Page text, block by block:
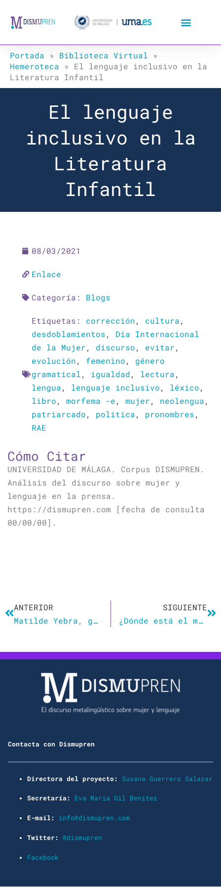
Portada » Biblioteca Virtual »
Hemeroteca » El lenguaje inclusivo en la
Literatura Infantil
El lenguaje
inclusivo en la
Literatura
Infantil
08/03/2021
Enlace
Categoría: Blogs
Etiquetas: corrección, cultura,
desdoblamientos, Día Internacional
de la Mujer, discurso, evitar,
evolución, femenino, género
gramatical, igualdad, lectura,
lengua, lenguaje inclusivo, léxico,
libro, morfema -e, mujer, neolengua,
patriarcado, política, pronombres,
RAE
Cómo Citar
UNIVERSIDAD DE MÁLAGA. Corpus DISMUPREN.
Análisis del discurso sobre mujer y
lenguaje en la prensa.
https://dismupren.com [fecha de consulta
00/00/00].
ANTERIOR
Matilde Yebra, gerenta de la UCLM: «Utilizo el término gerenta para normalizarlo, es un femenino adecuado y recogido en el diccionario de la lengua»
SIGUIENTE
¿Dónde está el machirulo?
Contacta con Dismupren
Directora del proyecto: Susana Guerrero Salazar
Secretaría: Eva María Gil Benítez
E-mail: info@dismupren.com
Twitter: @dismupren
Facebook